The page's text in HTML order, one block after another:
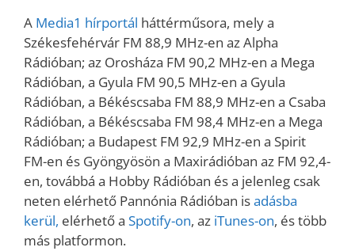
A Media1 hírportál háttérműsora, mely a
Székesfehérvár FM 88,9 MHz-en az Alpha
Rádióban; az Orosháza FM 90,2 MHz-en a Mega
Rádióban, a Gyula FM 90,5 MHz-en a Gyula
Rádióban, a Békéscsaba FM 88,9 MHz-en a Csaba
Rádióban, a Békéscsaba FM 98,4 MHz-en a Mega
Rádióban; a Budapest FM 92,9 MHz-en a Spirit
FM-en és Gyöngyösön a Maxirádióban az FM 92,4-
en, továbbá a Hobby Rádióban és a jelenleg csak
neten elérhető Pannónia Rádióban isadásba
kerül, elérhető a Spotify-on, az iTunes-on, és több
más platformon.